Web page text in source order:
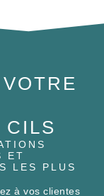
CILS
ET
LES PLUS
à vos clientes